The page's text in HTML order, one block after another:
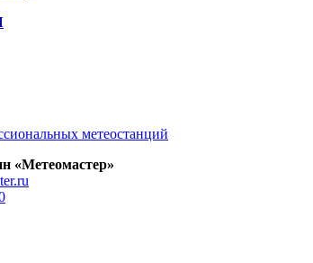
метеостанций
«Метеомастер»